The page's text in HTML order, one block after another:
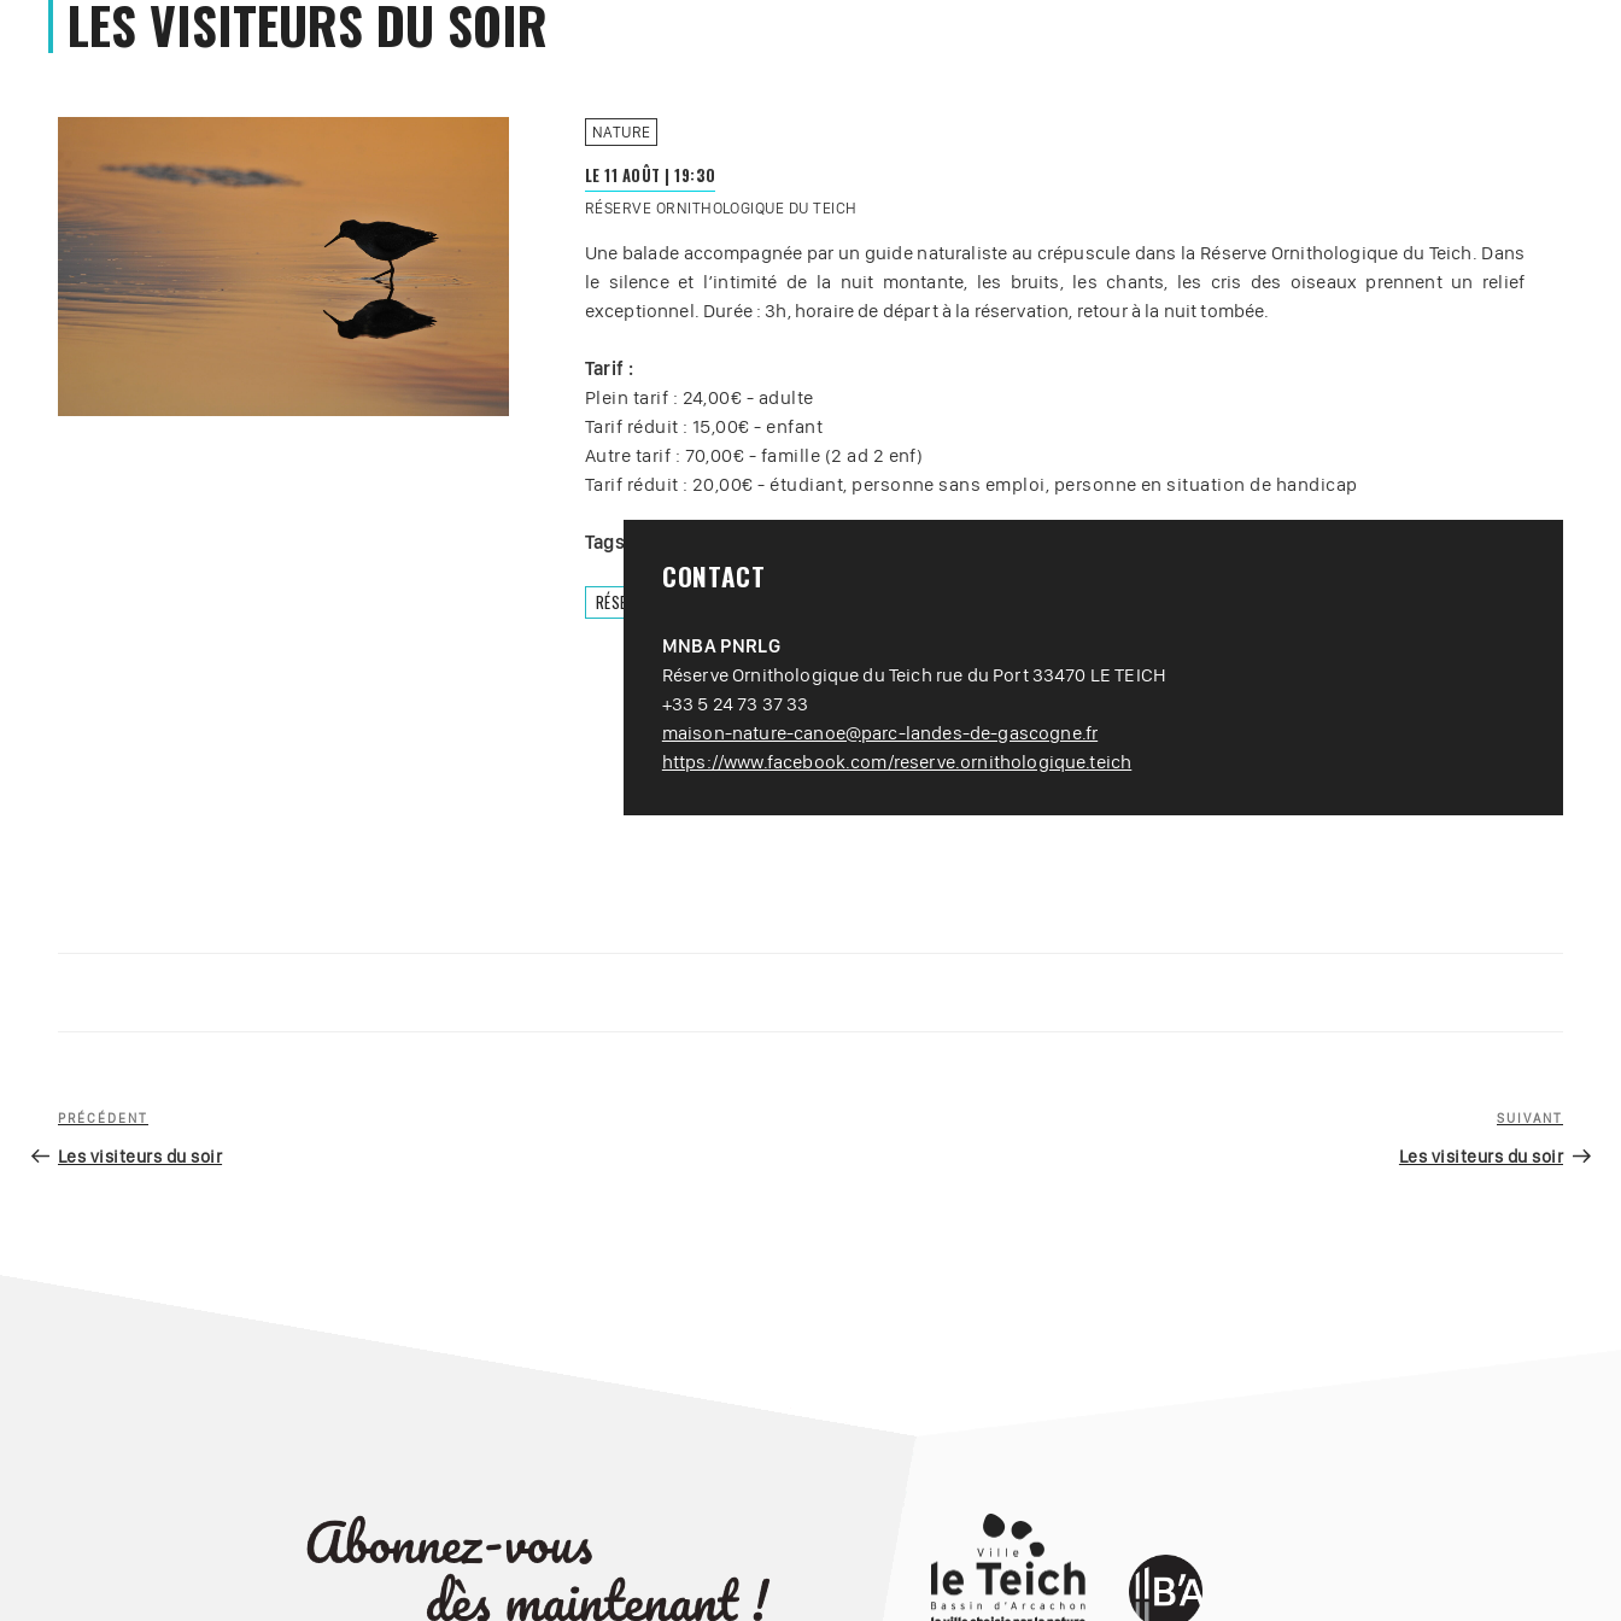
LES VISITEURS DU SOIR
NATURE
LE 11 AOÛT |19:30
RÉSERVE ORNITHOLOGIQUE DU TEICH
Une balade accompagnée par un guide naturaliste au crépuscule dans la Réserve Ornithologique du Teich. Dans
le silence et l’intimité de la nuit montante, les bruits, les chants, les cris des oiseaux prennent un relief
exceptionnel. Durée : 3h, horaire de départ à la réservation, retour à la nuit tombée.
Tarif :
Plein tarif : 24,00€ - adulte
Tarif réduit : 15,00€ - enfant
Autre tarif : 70,00€ - famille (2 ad 2 enf)
Tarif réduit : 20,00€ - étudiant, personne sans emploi, personne en situation de handicap
Tags :
RÉSERVER
CONTACT
MNBA PNRLG
Réserve Ornithologique du Teich rue du Port 33470 LE TEICH
+33 5 24 73 37 33
maison-nature-canoe@parc-landes-de-gascogne.fr
https://www.facebook.com/reserve.ornithologique.teich
Navigation
de
Article
précédent
PRÉCÉDENT
Les visiteurs du soir
Article
SUIVANT
Les visiteurs du soir